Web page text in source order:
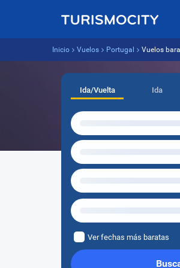
Inicio Vuelos Portugal Vuelos
Ida/Vuelta Ida
Ver fechas más baratas